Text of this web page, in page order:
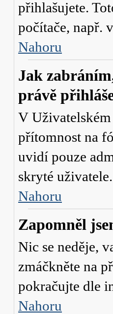
přihlašujete.
počítače, např.
Nahoru
Jak
právě
V
přítomnost na
uvidí pouze
skryté uživatele.
Nahoru
Zapomněl
Nic se neděje,
zmáčkněte na
pokračujte dle
Nahoru